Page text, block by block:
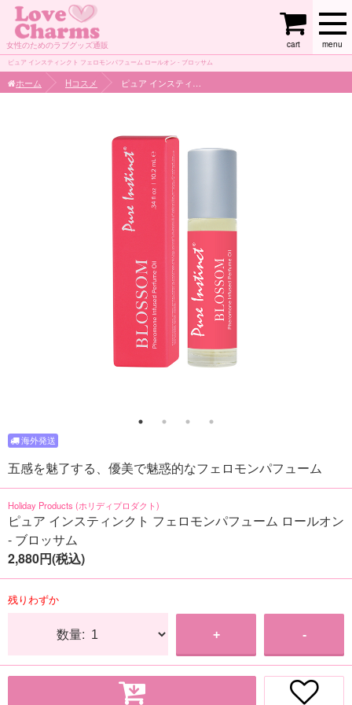
女性のためのラブグッズ通販 menu
cart
ピュア インスティンクト フェロモンパフューム ロールオン - ブロッサム
ホーム Hコスメ
五感を魅了する、優美で魅惑的なフェロモンパフューム
Holiday Products (ホリディプロダクト)
ピュア インスティンクト フェロモンパフューム ロールオン
- ブロッサム
2,880円(税込)
残りわずか
数量: + -